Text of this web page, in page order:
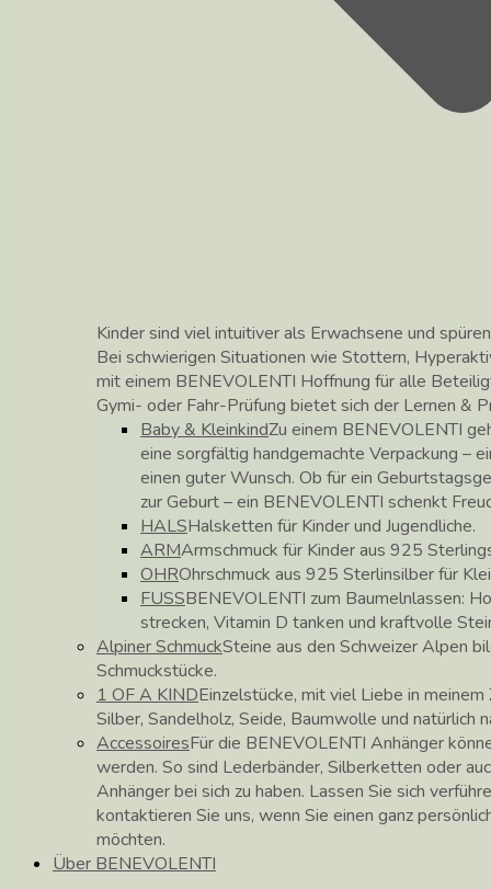
Kinder sind viel intuitiver als Erwachsene und
Bei schwierigen Situationen wie Stottern,
mit einem BENEVOLENTI Hoffnung für alle
Gymi- oder Fahr-Prüfung bietet sich der Lernen &
Baby & KleinkindZu einem BENEVOLENTI
eine sorgfältig handgemachte Verpackung –
einen guter Wunsch. Ob für ein
zur Geburt – ein BENEVOLENTI schenkt
HALSHalsketten für Kinder und Jugendliche.
ARMArmschmuck für Kinder aus 925
OHROhrschmuck aus 925 Sterlinsilber für
FUSSBENEVOLENTI zum Baumelnlassen:
strecken, Vitamin D tanken und kraftvolle
Alpiner SchmuckSteine aus den Schweizer Alpen
Schmuckstücke.
1 OF A KINDEinzelstücke, mit viel Liebe in
Silber, Sandelholz, Seide, Baumwolle und natürlich
AccessoiresFür die BENEVOLENTI Anhänger
werden. So sind Lederbänder, Silberketten oder
Anhänger bei sich zu haben. Lassen Sie sich
kontaktieren Sie uns, wenn Sie einen ganz
möchten.
Über BENEVOLENTI